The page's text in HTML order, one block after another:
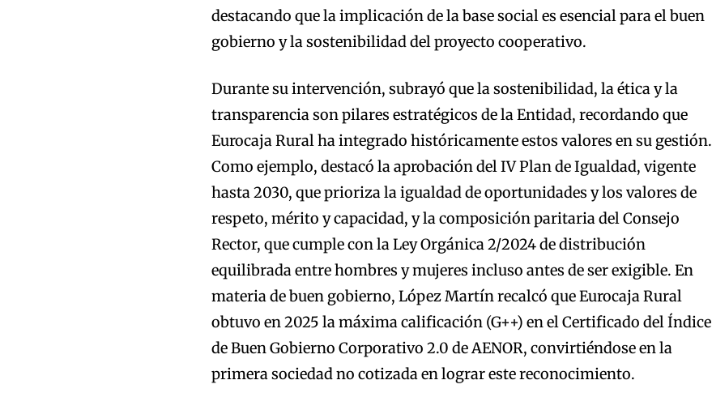
destacando que la implicación de la base social es esencial para el buen
gobierno y la sostenibilidad del proyecto cooperativo.
Durante su intervención, subrayó que la sostenibilidad, la ética y la
transparencia son pilares estratégicos de la Entidad, recordando que
Eurocaja Rural ha integrado históricamente estos valores en su gestión.
Como ejemplo, destacó la aprobación del IV Plan de Igualdad, vigente
hasta 2030, que prioriza la igualdad de oportunidades y los valores de
respeto, mérito y capacidad, y la composición paritaria del Consejo
Rector, que cumple con la Ley Orgánica 2/2024 de distribución
equilibrada entre hombres y mujeres incluso antes de ser exigible. En
materia de buen gobierno, López Martín recalcó que Eurocaja Rural
obtuvo en 2025 la máxima calificación (G++) en el Certificado del Índice
de Buen Gobierno Corporativo 2.0 de AENOR, convirtiéndose en la
primera sociedad no cotizada en lograr este reconocimiento.